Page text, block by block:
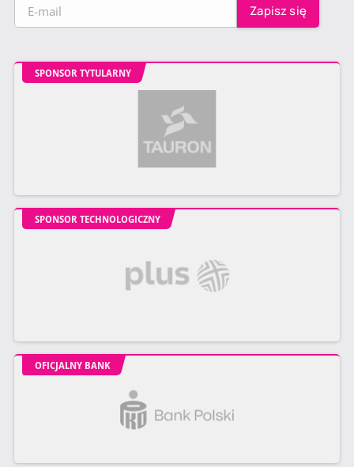
SPONSOR TYTULARNY
SPONSOR TECHNOLOGICZNY
OFICJALNY BANK